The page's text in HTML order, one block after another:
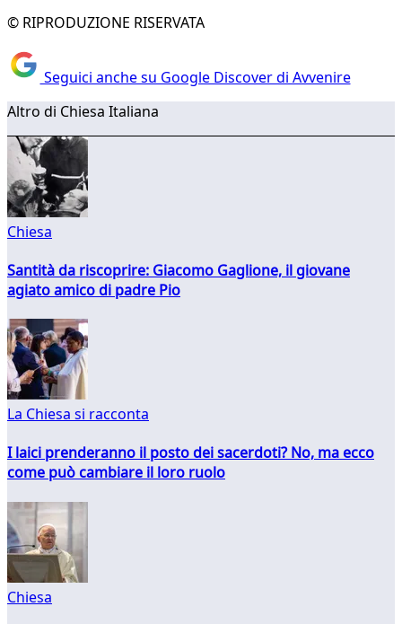
© RIPRODUZIONE RISERVATA
Seguici anche su Google Discover di Avvenire
Altro di Chiesa Italiana
Chiesa
Santità da riscoprire: Giacomo Gaglione, il giovane
agiato amico di padre Pio
La Chiesa si racconta
I laici prenderanno il posto dei sacerdoti? No, ma ecco
come può cambiare il loro ruolo
Chiesa